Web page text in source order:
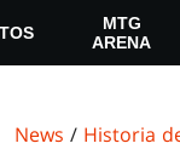
MTG
ARENA
News / Historia